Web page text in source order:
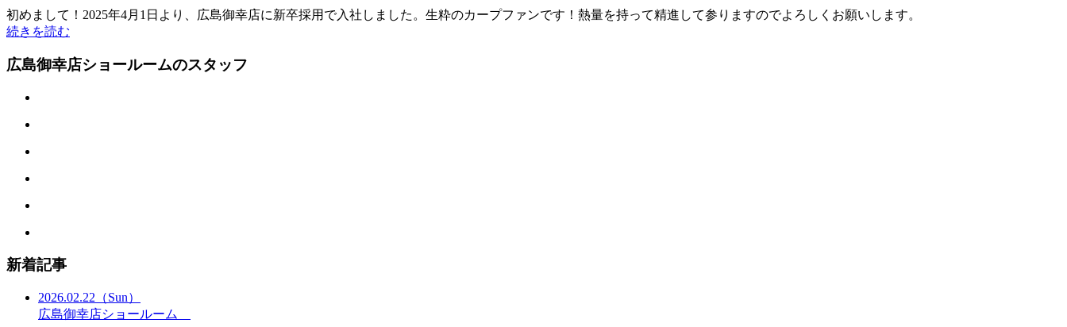
初めまして！2025年4月1日より、広島御幸店に新卒採用で入社しました。生粋のカープファンです！熱量を持って精進して参りますのでよろしくお願いします。
続きを読む
広島御幸店ショールームのスタッフ
新着記事
2026.02.22 （Sun）
広島御幸店ショールーム